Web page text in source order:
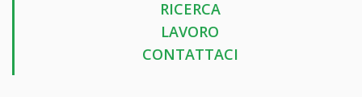
RICERCA
LAVORO
CONTATTACI